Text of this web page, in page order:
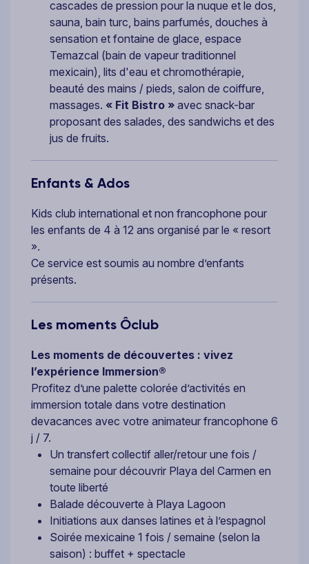
cascades de pression pour la nuque et le dos,
sauna, bain turc, bains parfumés, douches à
sensation et fontaine de glace, espace
Temazcal (bain de vapeur traditionnel
mexicain), lits d'eau et chromothérapie,
beauté des mains / pieds, salon de coiffure,
massages. « Fit Bistro » avec snack-bar
proposant des salades, des sandwichs et des
jus de fruits.
Enfants & Ados
Kids club international et non francophone pour
les enfants de 4 à 12 ans organisé par le « resort
».
Ce service est soumis au nombre d’enfants
présents.
Les moments Ôclub
Les moments de découvertes : vivez
l’expérience Immersion®
Profitez d’une palette colorée d’activités en
immersion totale dans votre destination
devacances avec votre animateur francophone 6
j / 7.
Un transfert collectif aller/retour une fois /
semaine pour découvrir Playa del Carmen en
toute liberté
Balade découverte à Playa Lagoon
Initiations aux danses latines et à l’espagnol
Soirée mexicaine 1 fois / semaine (selon la
saison) : buffet + spectacle